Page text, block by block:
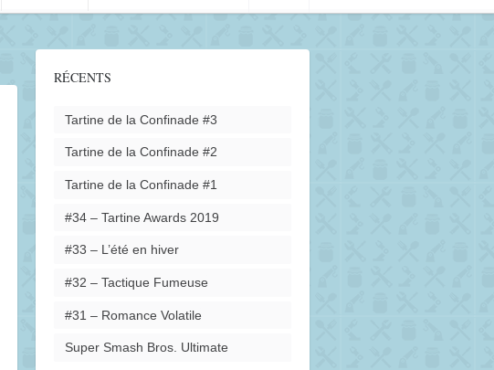
RÉCENTS
Tartine de la Confinade #3
Tartine de la Confinade #2
Tartine de la Confinade #1
#34 – Tartine Awards 2019
#33 – L’été en hiver
#32 – Tactique Fumeuse
#31 – Romance Volatile
Super Smash Bros. Ultimate